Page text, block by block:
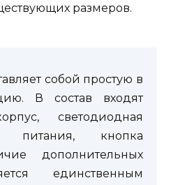
размеров.
собой простую в
В состав входят
светодиодная
питания, кнопка
дополнительных
единственным